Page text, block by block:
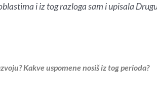
i iz tog razloga sam i upisala
Kakve uspomene nosiš iz tog perioda?